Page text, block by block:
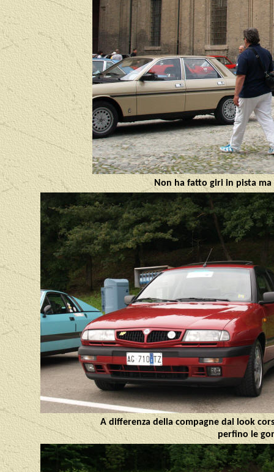
Non ha fatto giri in pista
A differenza della compagne dal look
perfino le